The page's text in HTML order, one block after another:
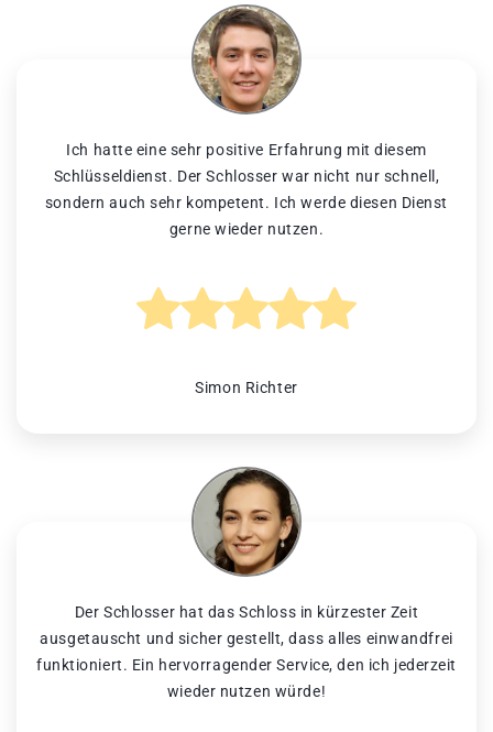
Ich hatte eine sehr positive Erfahrung mit diesem
Schlüsseldienst. Der Schlosser war nicht nur schnell,
sondern auch sehr kompetent. Ich werde diesen Dienst
gerne wieder nutzen.
Simon Richter
Der Schlosser hat das Schloss in kürzester Zeit
ausgetauscht und sicher gestellt, dass alles einwandfrei
funktioniert. Ein hervorragender Service, den ich jederzeit
wieder nutzen würde!